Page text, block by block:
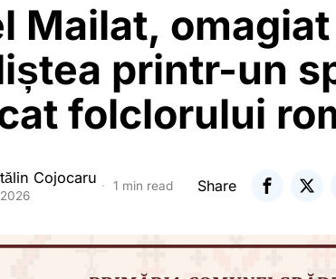
Mailat, omagiat
printr-un
folclorului
Cojocaru 1 min read Share